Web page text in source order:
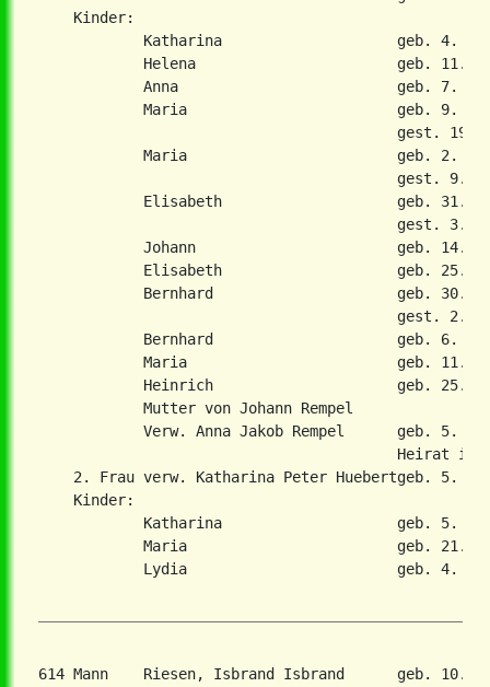
    Kinder:
Katharina                    geb. 4.
Helena                       geb. 11.
Anna                         geb. 7.
Maria                        geb. 9.
gest. 19.
Maria                        geb. 2.
gest. 9.
Elisabeth                    geb. 31.
gest. 3.
Johann                       geb. 14.
Elisabeth                    geb. 25.
Bernhard                     geb. 30.
gest. 2.
Bernhard                     geb. 6.
Maria                        geb. 11.
Heinrich                     geb. 25.
            Mutter von Johann Rempel
Verw. Anna Jakob Rempel      geb. 5.
Heirat in
2. Frau verw. Katharina Peter Huebertgeb. 5.
    Kinder:
Katharina                    geb. 5.
Maria                        geb. 21.
Lydia                        geb. 4.
614 Mann    Riesen, Isbrand Isbrand      geb. 10.